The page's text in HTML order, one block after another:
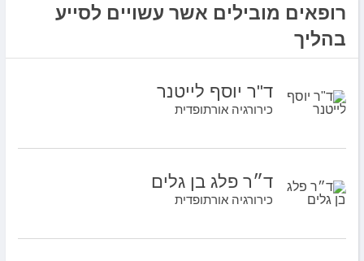
רופאים מובילים אשר עשויים לסייע
בהליך
ד"ר יוסף לייטנר
כירורגיה אורתופדית
ד״ר פלג בן גלים
כירורגיה אורתופדית